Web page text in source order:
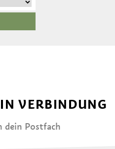
VERBINDUNG
dein Postfach